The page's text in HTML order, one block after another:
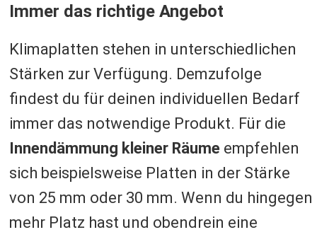
Immer das richtige Angebot
Klimaplatten stehen in unterschiedlichen
Stärken zur Verfügung. Demzufolge
findest du für deinen individuellen Bedarf
immer das notwendige Produkt. Für die
Innendämmung kleiner Räume empfehlen
sich beispielsweise Platten in der Stärke
von 25 mm oder 30 mm. Wenn du hingegen
mehr Platz hast und obendrein eine